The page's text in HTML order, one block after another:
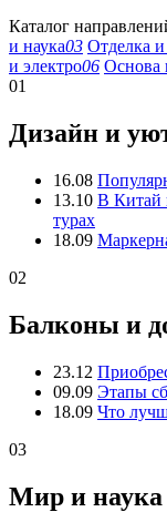
Каталог
и наука03 Отделка
и электро06 Основа
01
Дизайн и
16.08
13.10 В Китай
турах
18.09
02
Балконы и
23.12
09.09 Этапы
18.09 Что
03
Мир и наука